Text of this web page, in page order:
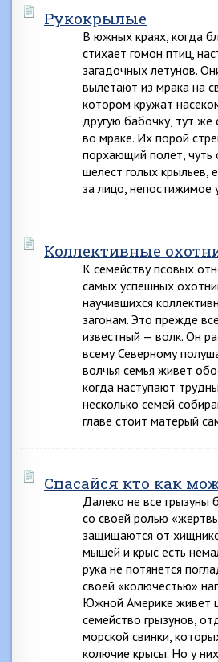
Рукокрылые
В южных краях, когда
стихает гомон птиц,
загадочных летунов.
вылетают из мрака на
котором кружат
другую бабочку, тут же
во мраке. Их порой
порхающий полет, чуть
шелест голых крыльев,
за лицо, непостижимое
Коллективные
К семейству псовых
самых успешных
научившихся
загонам. Это прежде
известный — волк. Он
всему Северному
волчья семья живет
когда наступают
несколько семей
главе стоит матерый
Спасайся кто как
Далеко не все грызуны
со своей ролью
защищаются от
мышей и крыс есть
рука не потянется
своей «колючестью»
Южной Америке живет
семейство грызунов,
морской свинки,
колючие крысы. Но у